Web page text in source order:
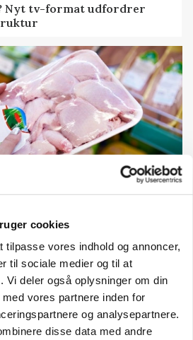
cookies
tilpasse vores indhold og annoncer,
til sociale medier og til at
Vi deler også oplysninger om din
vores partnere inden for
og analysepartnere.
disse data med andre
Nyt tv-format udfordrer
pr. kg vokser: Polsk kylling